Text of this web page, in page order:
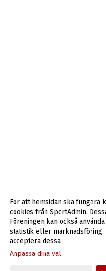
Gå till
För att hemsidan ska fungera
cookies från SportAdmin.
Föreningen kan också
statistik eller marknadsföring.
acceptera dessa.
Anpassa dina val